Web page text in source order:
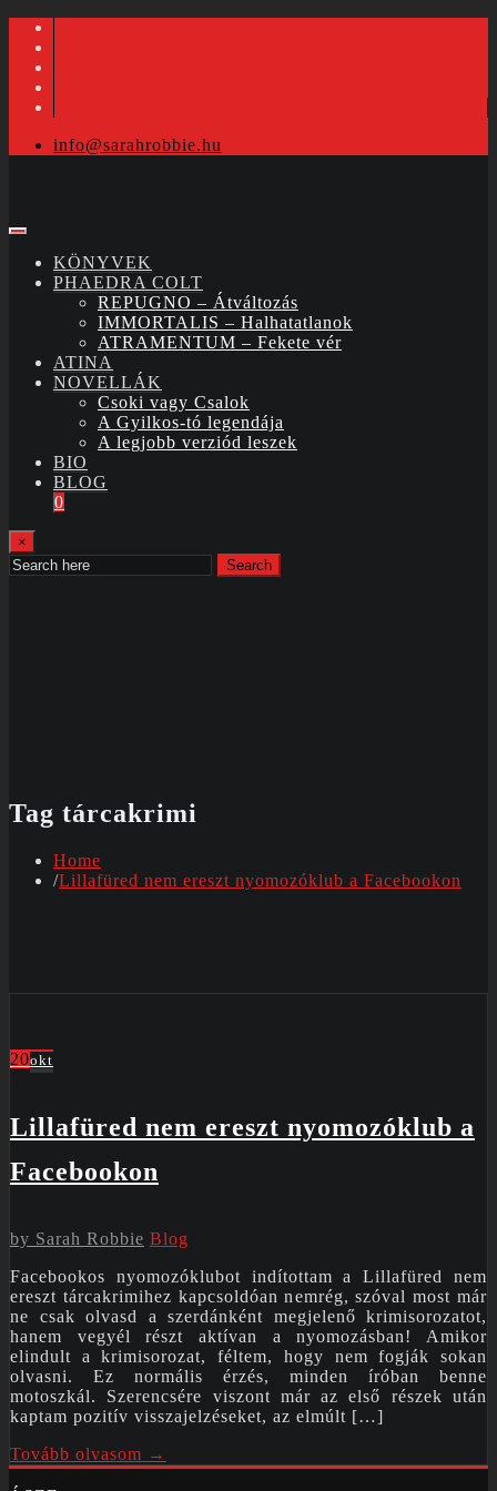
info@sarahrobbie.hu
KÖNYVEK
PHAEDRA COLT
REPUGNO – Átváltozás
IMMORTALIS – Halhatatlanok
ATRAMENTUM – Fekete vér
ATINA
NOVELLÁK
Csoki vagy Csalok
A Gyilkos-tó legendája
A legjobb verziód leszek
BIO
BLOG
0
×
Search
Tag tárcakrimi
Home
Lillafüred nem ereszt nyomozóklub a Facebookon
20okt
Lillafüred nem ereszt nyomozóklub a
Facebookon
by Sarah Robbie Blog
Facebookos nyomozóklubot indítottam a Lillafüred nem
ereszt tárcakrimihez kapcsoldóan nemrég, szóval most már
ne csak olvasd a szerdánként megjelenő krimisorozatot,
hanem vegyél részt aktívan a nyomozásban! Amikor
elindult a krimisorozat, féltem, hogy nem fogják sokan
olvasni. Ez normális érzés, minden íróban benne
motoszkál. Szerencsére viszont már az első részek után
kaptam pozitív visszajelzéseket, az elmúlt […]
Tovább olvasom →